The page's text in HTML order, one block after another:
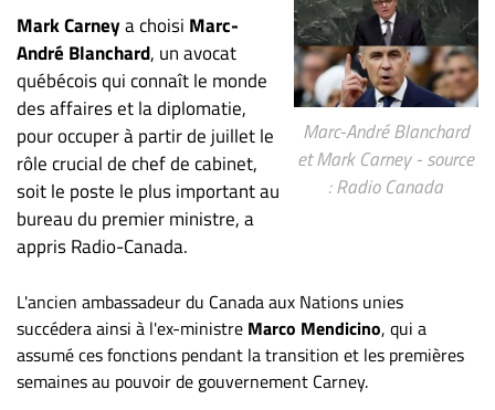
d'emploi
Formation
Continue
Métiers
Scoop?
CABINETS
ET
ENTREPRISES
entreprises
Page
entreprises
Marc-André Blanchard
et Mark Carney - source
: Radio Canada
Mark Carneya choisi Marc-
André Blanchard, un avocat
québécois qui connaît le monde
des affaires et la diplomatie,
pour occuper à partir de juillet le
rôle crucial de chef de cabinet,
soit le poste le plus important au
bureau du premier ministre, a
appris Radio-Canada.
L'ancien ambassadeur du Canada aux Nations unies
succédera ainsi à l'ex-ministre Marco Mendicino, qui a
assumé ces fonctions pendant la transition et les premières
semaines au pouvoir de gouvernement Carney.